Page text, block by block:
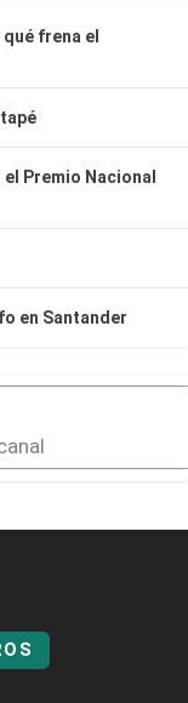
frena el
Premio Nacional
en Santander